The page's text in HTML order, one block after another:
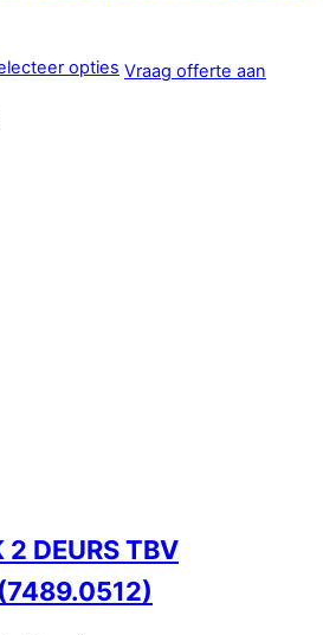
opties Vraag offerte aan
2 DEURS TBV